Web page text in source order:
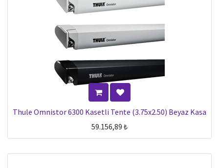
Thule Omnistor 6300 Kasetli Tente (3.75x2.50) Beyaz Kasa
59.156,89 ₺